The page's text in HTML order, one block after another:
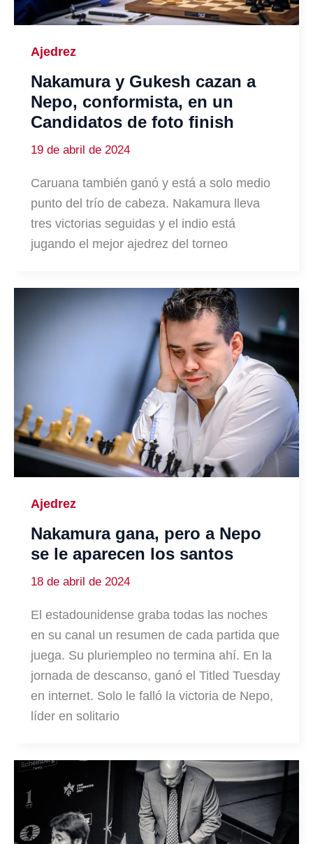
Ajedrez
Nakamura y Gukesh cazan a
Nepo, conformista, en un
Candidatos de foto finish
19 de abril de 2024
Caruana también ganó y está a solo medio
punto del trío de cabeza. Nakamura lleva
tres victorias seguidas y el indio está
jugando el mejor ajedrez del torneo
Ajedrez
Nakamura gana, pero a Nepo
se le aparecen los santos
18 de abril de 2024
El estadounidense graba todas las noches
en su canal un resumen de cada partida que
juega. Su pluriempleo no termina ahí. En la
jornada de descanso, ganó el Titled Tuesday
en internet. Solo le falló la victoria de Nepo,
líder en solitario